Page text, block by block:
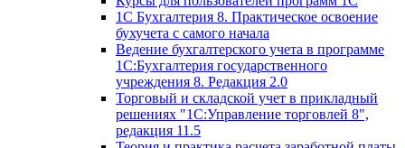
1С Бухгалтерия 8. Практическое освоение
бухучета с самого начала
Ведение бухгалтерского учета в программе
1С:Бухгалтерия государственного
учреждения 8. Редакция 2.0
Торговый и складской учет в прикладный
решениях "1С:Управление торговлей 8",
редакция 11.5